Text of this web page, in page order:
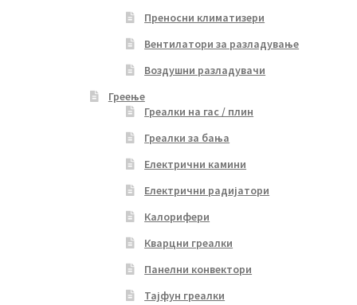
Преносни климатизери
Вентилатори за разладување
Воздушни разладувачи
Греење
Греалки на гас / плин
Греалки за бања
Електрични камини
Електрични радијатори
Калорифери
Кварцни греалки
Панелни конвектори
Тајфун греалки